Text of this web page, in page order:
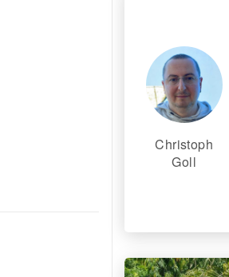
Christoph
Goll